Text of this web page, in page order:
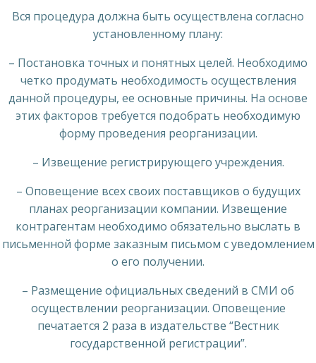
Вся процедура должна быть осуществлена согласно
установленному плану:
– Постановка точных и понятных целей. Необходимо
четко продумать необходимость осуществления
данной процедуры, ее основные причины. На основе
этих факторов требуется подобрать необходимую
форму проведения реорганизации.
– Извещение регистрирующего учреждения.
– Оповещение всех своих поставщиков о будущих
планах реорганизации компании. Извещение
контрагентам необходимо обязательно выслать в
письменной форме заказным письмом с уведомлением
о его получении.
– Размещение официальных сведений в СМИ об
осуществлении реорганизации. Оповещение
печатается 2 раза в издательстве “Вестник
государственной регистрации”.